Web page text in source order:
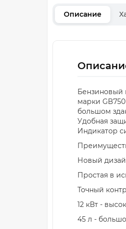
Описание
Бензиновый
марки
большом
Удобная
Индикатор
Новый
Простая в
Точный
12 кВт -
45 л -